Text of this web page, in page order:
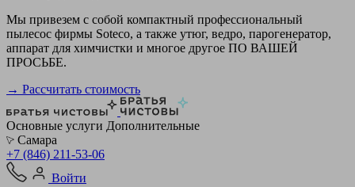
Мы привезем с собой компактный профессиональный
пылесос фирмы Soteco, а также утюг, ведро, парогенератор,
аппарат для химчистки и многое другое ПО ВАШЕЙ
ПРОСЬБЕ.
→ Рассчитать стоимость
Основные услуги Дополнительные
Самара
+7 (846) 211-53-06
Войти